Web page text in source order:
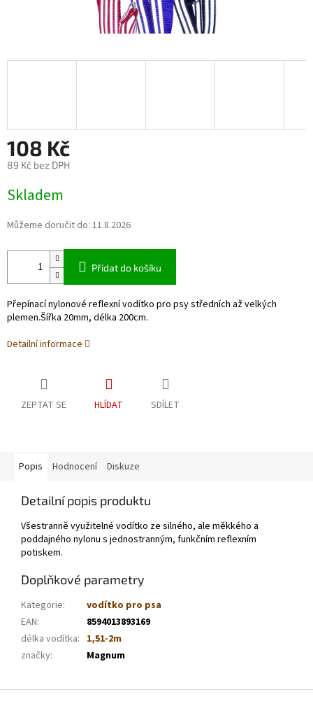
108 Kč
89 Kč bez DPH
cena:
Skladem
Můžeme doručit do: 11.8.2026
Přidat do košíku
Přepínací nylonové reflexní vodítko pro psy středních až velkých
plemen.Šířka 20mm, délka 200cm.
Detailní informace
ZEPTAT SE HLÍDAT SDÍLET
Popis Hodnocení Diskuze
Detailní popis produktu
Všestranně využitelné vodítko ze silného, ale měkkého a
poddajného nylonu s jednostranným, funkčním reflexním
potiskem.
Doplňkové parametry
Kategorie:
vodítko pro psa
EAN:
8594013893169
délka vodítka: 1,51-2m
značky: Magnum